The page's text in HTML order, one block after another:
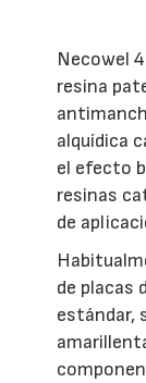
Necowel
resina
alquídica
el efecto
resinas
de
de placas
estándar,